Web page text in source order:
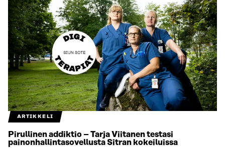
ARTIKKELI
Pirullinen addiktio – Tarja Viitanen testasi
painonhallintasovellusta Sitran kokeiluissa